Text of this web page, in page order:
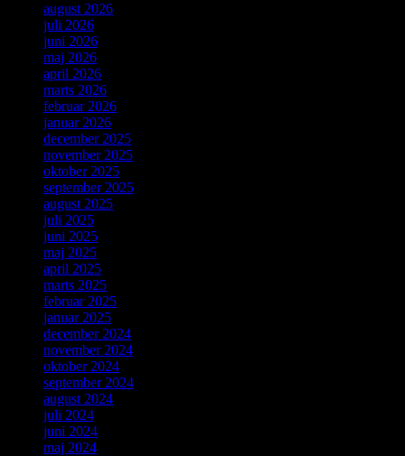
august 2026
juli 2026
juni 2026
maj 2026
april 2026
marts 2026
februar 2026
januar 2026
december 2025
november 2025
oktober 2025
september 2025
august 2025
juli 2025
juni 2025
maj 2025
april 2025
marts 2025
februar 2025
januar 2025
december 2024
november 2024
oktober 2024
september 2024
august 2024
juli 2024
juni 2024
maj 2024